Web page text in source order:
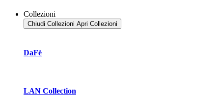
Collezioni
Chiudi Collezioni Apri Collezioni
DaFè
LAN Collection